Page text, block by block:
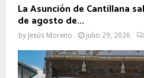
La Asunción de Cantillana
de agosto de...
by Jesús Moreno julio 29, 2026